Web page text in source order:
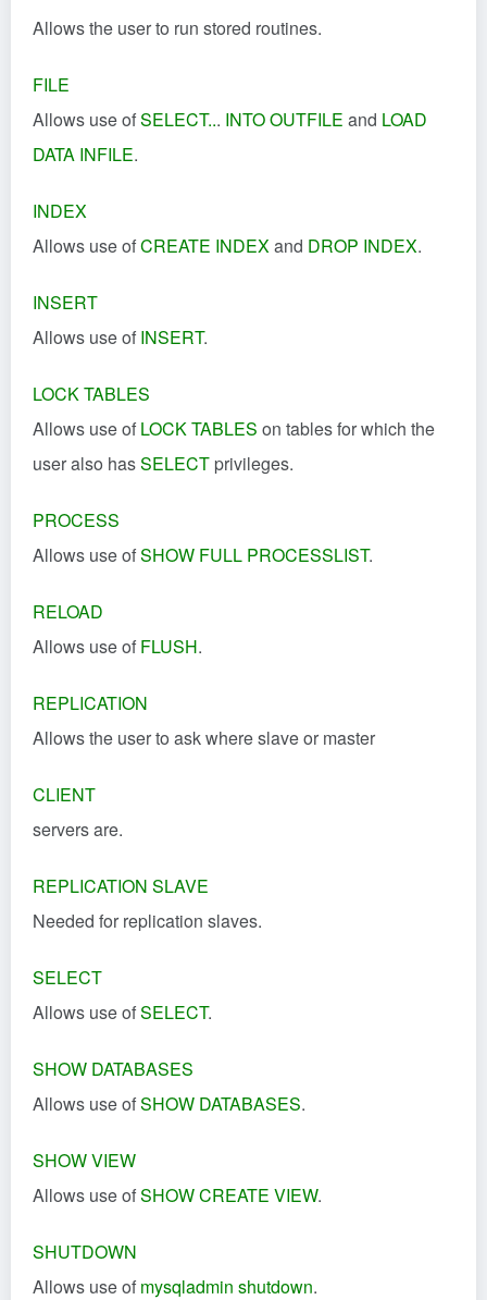
Allows the user to run stored routines.
FILE
Allows use ofSELECT... INTO OUTFILE and LOAD
DATA INFILE.
INDEX
Allows use ofCREATE INDEXand DROP INDEX.
INSERT
Allows use of INSERT.
LOCK TABLES
Allows use of LOCK TABLES on tables for which the
user also hasSELECT privileges.
PROCESS
Allows use ofSHOW FULL PROCESSLIST.
RELOAD
Allows use of FLUSH.
REPLICATION
Allows the user to ask where slave or master
CLIENT
servers are.
REPLICATION SLAVE
Needed for replication slaves.
SELECT
Allows use ofSELECT.
SHOW DATABASES
Allows use ofSHOW DATABASES.
SHOW VIEW
Allows use ofSHOW CREATE VIEW.
SHUTDOWN
Allows use of mysqladmin shutdown.